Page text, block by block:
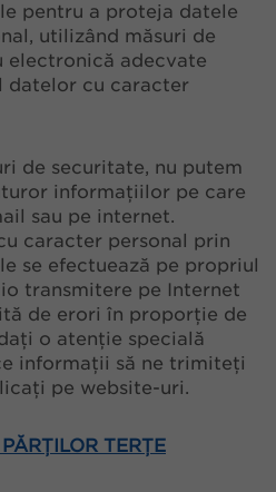
pentru a proteja datele
utilizând măsuri de
electronică adecvate
datelor cu caracter
de securitate, nu putem
informațiilor pe care
sau pe internet.
caracter personal prin
se efectuează pe propriul
transmitere pe Internet
de erori în proporție de
o atenție specială
informații să ne trimiteți
pe website-uri.
TERȚE